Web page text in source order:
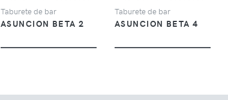
Taburete de bar
ASUNCION BETA 2
Taburete de bar
ASUNCION BETA 4